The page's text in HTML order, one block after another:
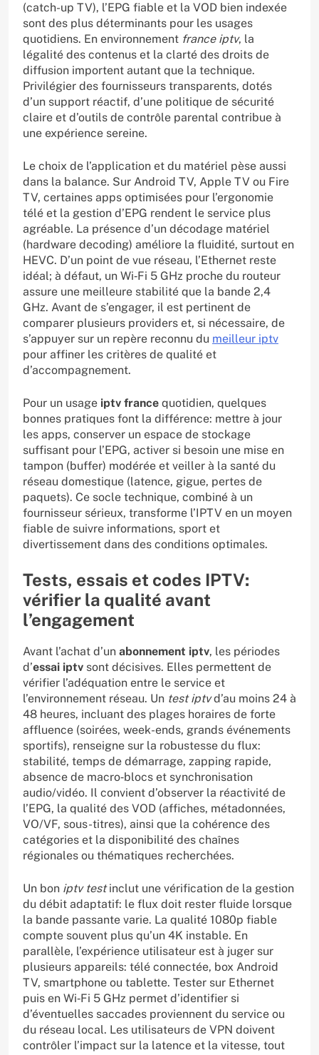
(catch-up TV), l’EPG fiable et la VOD bien indexée
sont des plus déterminants pour les usages
quotidiens. En environnement france iptv, la
légalité des contenus et la clarté des droits de
diffusion importent autant que la technique.
Privilégier des fournisseurs transparents, dotés
d’un support réactif, d’une politique de sécurité
claire et d’outils de contrôle parental contribue à
une expérience sereine.
Le choix de l’application et du matériel pèse aussi
dans la balance. Sur Android TV, Apple TV ou Fire
TV, certaines apps optimisées pour l’ergonomie
télé et la gestion d’EPG rendent le service plus
agréable. La présence d’un décodage matériel
(hardware decoding) améliore la fluidité, surtout en
HEVC. D’un point de vue réseau, l’Ethernet reste
idéal; à défaut, un Wi‑Fi 5 GHz proche du routeur
assure une meilleure stabilité que la bande 2,4
GHz. Avant de s’engager, il est pertinent de
comparer plusieurs providers et, si nécessaire, de
s’appuyer sur un repère reconnu du meilleur iptv
pour affiner les critères de qualité et
d’accompagnement.
Pour un usage iptv france quotidien, quelques
bonnes pratiques font la différence: mettre à jour
les apps, conserver un espace de stockage
suffisant pour l’EPG, activer si besoin une mise en
tampon (buffer) modérée et veiller à la santé du
réseau domestique (latence, gigue, pertes de
paquets). Ce socle technique, combiné à un
fournisseur sérieux, transforme l’IPTV en un moyen
fiable de suivre informations, sport et
divertissement dans des conditions optimales.
Tests, essais et codes IPTV:
vérifier la qualité avant
l’engagement
Avant l’achat d’un abonnement iptv, les périodes
d’essai iptv sont décisives. Elles permettent de
vérifier l’adéquation entre le service et
l’environnement réseau. Un test iptvd’au moins 24 à
48 heures, incluant des plages horaires de forte
affluence (soirées, week-ends, grands événements
sportifs), renseigne sur la robustesse du flux:
stabilité, temps de démarrage, zapping rapide,
absence de macro‑blocs et synchronisation
audio/vidéo. Il convient d’observer la réactivité de
l’EPG, la qualité des VOD (affiches, métadonnées,
VO/VF, sous-titres), ainsi que la cohérence des
catégories et la disponibilité des chaînes
régionales ou thématiques recherchées.
Un bon iptv testinclut une vérification de la gestion
du débit adaptatif: le flux doit rester fluide lorsque
la bande passante varie. La qualité 1080p fiable
compte souvent plus qu’un 4K instable. En
parallèle, l’expérience utilisateur est à juger sur
plusieurs appareils: télé connectée, box Android
TV, smartphone ou tablette. Tester sur Ethernet
puis en Wi‑Fi 5 GHz permet d’identifier si
d’éventuelles saccades proviennent du service ou
du réseau local. Les utilisateurs de VPN doivent
contrôler l’impact sur la latence et la vitesse, tout